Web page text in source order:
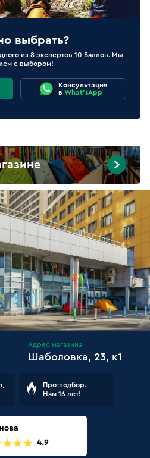
выбрать?
из 8 экспертов 10 Баллов. Мы
с выбором!
Консультация
в What'sApp
Адрес магазина
Шаболовка, 23, к1
Про-подбор.
Нам 16 лет!